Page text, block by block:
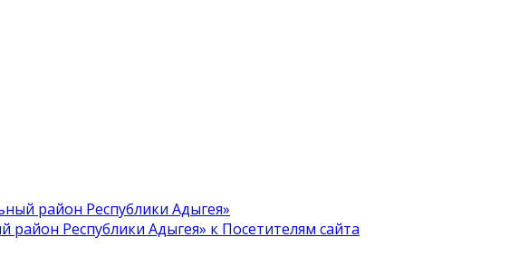
район Республики Адыгея»
Республики Адыгея» к Посетителям сайта